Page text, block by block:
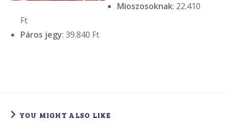
Mioszosoknak: 22.410
Ft
Páros jegy: 39.840 Ft
YOU MIGHT ALSO LIKE